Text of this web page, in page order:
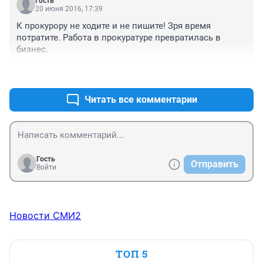
20 июня 2016, 17:39
К прокурору не ходите и не пишите! Зря время
потратите. Работа в прокуратуре превратилась в
бизнес.
Читать все комментарии
Гость
Войти
Отправить
Новости СМИ2
ТОП 5